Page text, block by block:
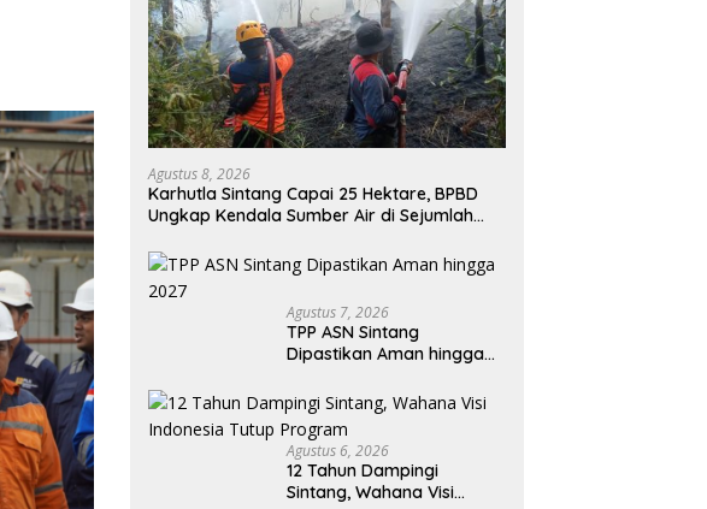
Agustus 8, 2026
Karhutla Sintang Capai 25 Hektare, BPBD
Ungkap Kendala Sumber Air di Sejumlah
Agustus 7, 2026
TPP ASN Sintang
Dipastikan Aman hingga
Agustus 6, 2026
12 Tahun Dampingi
Sintang, Wahana Visi